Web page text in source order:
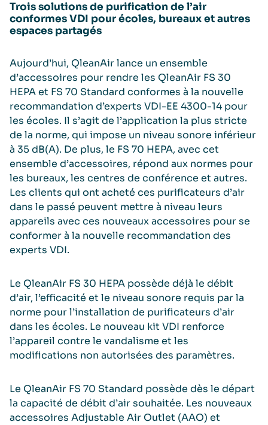
Trois solutions de purification de l’air
conformes VDI pour écoles, bureaux et autres
espaces partagés
Aujourd’hui, QleanAir lance un ensemble
d’accessoires pour rendre les QleanAir FS 30
HEPA et FS 70 Standard conformes à la nouvelle
recommandation d’experts VDI-EE 4300-14 pour
les écoles. Il s’agit de l’application la plus stricte
de la norme, qui impose un niveau sonore inférieur
à 35 dB(A). De plus, le FS 70 HEPA, avec cet
ensemble d’accessoires, répond aux normes pour
les bureaux, les centres de conférence et autres.
Les clients qui ont acheté ces purificateurs d’air
dans le passé peuvent mettre à niveau leurs
appareils avec ces nouveaux accessoires pour se
conformer à la nouvelle recommandation des
experts VDI.
Le QleanAir FS 30 HEPA possède déjà le débit
d’air, l’efficacité et le niveau sonore requis par la
norme pour l’installation de purificateurs d’air
dans les écoles. Le nouveau kit VDI renforce
l’appareil contre le vandalisme et les
modifications non autorisées des paramètres.
Le QleanAir FS 70 Standard possède dès le départ
la capacité de débit d’air souhaitée. Les nouveaux
accessoires Adjustable Air Outlet (AAO) et